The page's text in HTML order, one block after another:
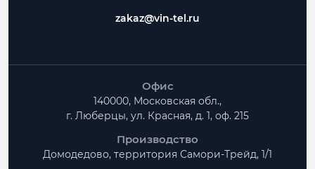
zakaz@vin-tel.ru
Офис
140000, Московская обл.,
г. Люберцы, ул. Красная, д. 1, оф. 215
Производство
Домодедово, территория Самори-Трейд, 1/1